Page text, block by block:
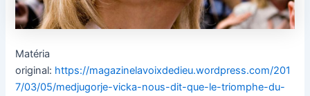
Matéria
original: https://magazinelavoixdedieu.wordpress.com/201
7/03/05/medjugorje-vicka-nous-dit-que-le-triomphe-du-